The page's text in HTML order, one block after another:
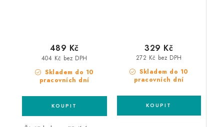
Skladem do 10
pracovních dní
404 Kč bez DPH
489 Kč
Skladem do 10
pracovních dní
272 Kč bez DPH
329 Kč